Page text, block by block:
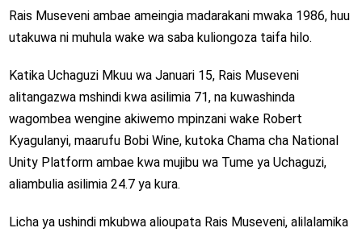
Rais Museveni ambae ameingia madarakani mwaka 1986, huu
utakuwa ni muhula wake wa saba kuliongoza taifa hilo.
Katika Uchaguzi Mkuu wa Januari 15, Rais Museveni
alitangazwa mshindi kwa asilimia 71, na kuwashinda
wagombea wengine akiwemo mpinzani wake Robert
Kyagulanyi, maarufu Bobi Wine, kutoka Chama cha National
Unity Platform ambae kwa mujibu wa Tume ya Uchaguzi,
aliambulia asilimia 24.7 ya kura.
Licha ya ushindi mkubwa alioupata Rais Museveni, alilalamika